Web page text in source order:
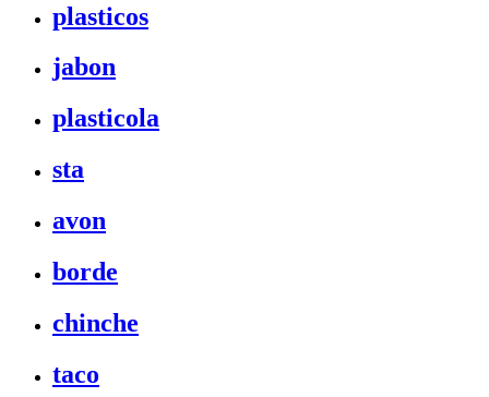
plasticos
jabon
plasticola
sta
avon
borde
chinche
taco